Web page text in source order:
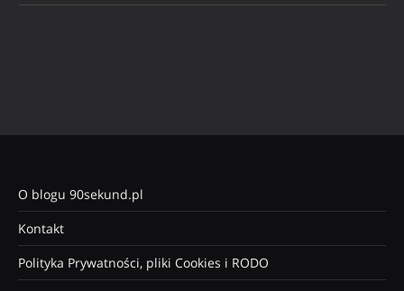
O blogu 90sekund.pl
Kontakt
Polityka Prywatności, pliki Cookies i RODO